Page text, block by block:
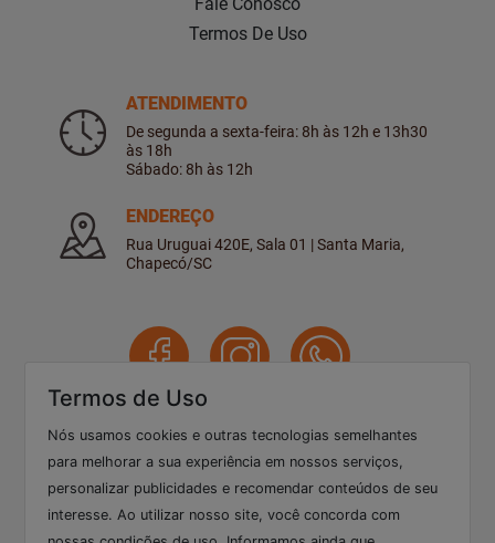
Termos de Uso
Nós usamos cookies e outras tecnologias semelhantes
para melhorar a sua experiência em nossos serviços,
personalizar publicidades e recomendar conteúdos de seu
interesse. Ao utilizar nosso site, você concorda com
Termos De Uso
ATENDIMENTO
De segunda a sexta-feira: 8h às 12h e 13h30
às 18h
Sábado: 8h às 12h
ENDEREÇO
Rua Uruguai 420E, Sala 01 | Santa Maria,
Chapecó/SC
49 3322 3673